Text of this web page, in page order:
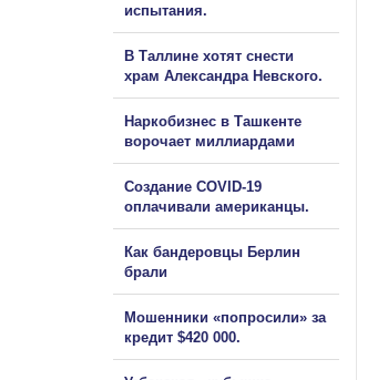
испытания.
В Таллине хотят снести
храм Александра Невского.
Наркобизнес в Ташкенте
ворочает миллиардами
Создание COVID-19
оплачивали американцы.
Как бандеровцы Берлин
брали
Мошенники «попросили» за
кредит $420 000.